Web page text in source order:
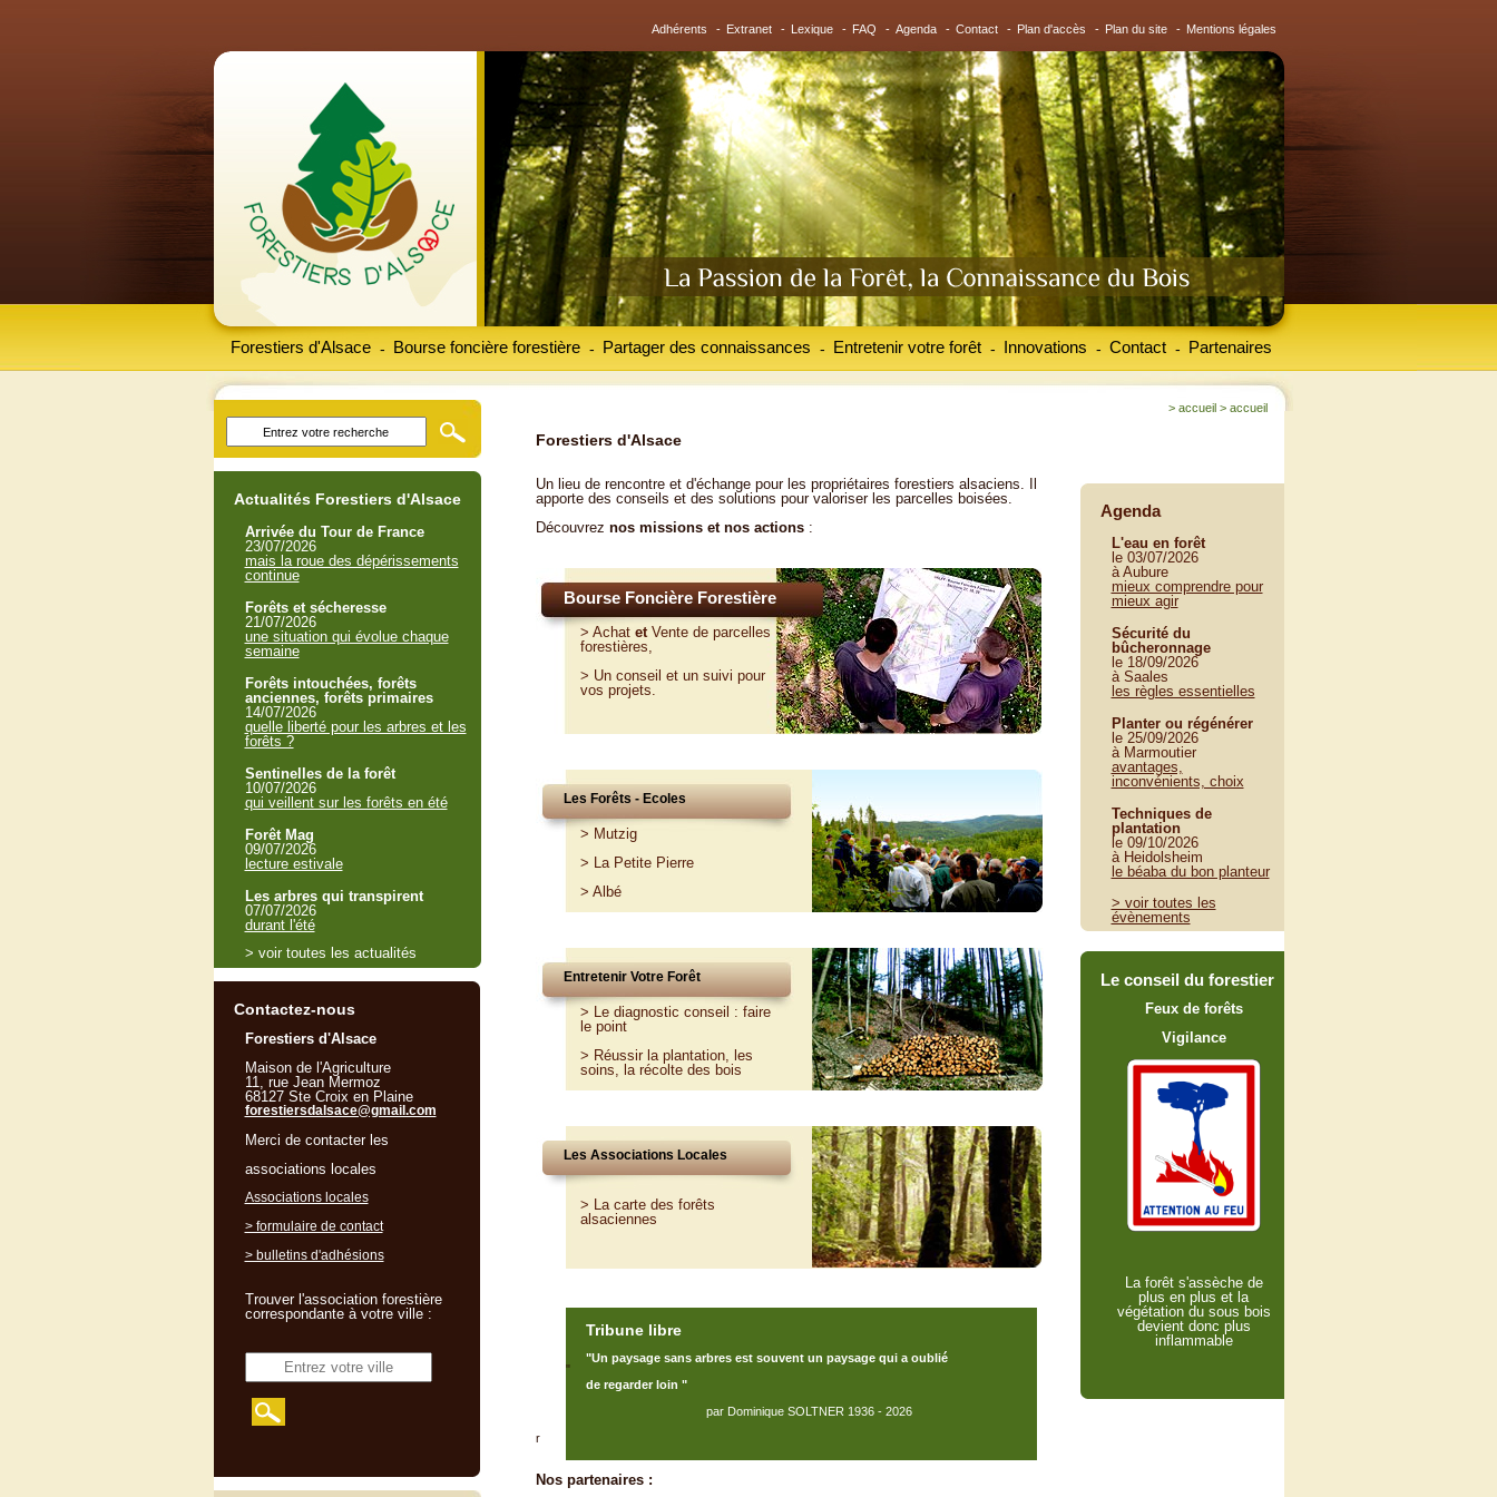
Adhérents - Extranet - Lexique - FAQ - Agenda - Contact - Plan d'accès - Plan du site - Mentions légales
Forestiers d'Alsace Bourse foncière forestière
- Partager des connaissances
- Entretenir votre forêt
- Innovations
- Contact
- Partenaires
-
Forestiers d'Alsace
Un lieu de rencontre et d'échange pour les propriétaires forestiers alsaciens. Il
apporte des conseils et des solutions pour valoriser les parcelles boisées.
Découvrez nos missions et nos actions:
Bourse Foncière Forestière
> Achatet Ventede parcelles
forestières,
> Un conseil et un suivi pour
vos projets.
Les Forêts - Ecoles
> Mutzig
> La Petite Pierre
> Albé
Entretenir Votre Forêt
> Le diagnostic conseil : faire
le point
> Réussir la plantation, les
soins, la récolte des bois
Les Associations Locales
> La carte des forêts
alsaciennes
"
Tribune libre
"Un paysage sans arbres est souvent un paysage qui a oublié
de regarder loin "
par Dominique SOLTNER 1936 - 2026
r
Nos partenaires :
Actualités Forestiers d'Alsace
Arrivée du Tour de France
23/07/2026
mais la roue des dépérissements
continue
Forêts et sécheresse
21/07/2026
une situation qui évolue chaque
semaine
Forêts intouchées, forêts
anciennes, forêts primaires
14/07/2026
quelle liberté pour les arbres et les
forêts ?
Sentinelles de la forêt
10/07/2026
qui veillent sur les forêts en été
Forêt Mag
09/07/2026
lecture estivale
Les arbres qui transpirent
07/07/2026
durant l'été
> voir toutes les actualités
Contactez-nous
Forestiers d'Alsace
Maison de l'Agriculture
11, rue Jean Mermoz
68127 Ste Croix en Plaine
forestiersdalsace@gmail.com
Merci de contacter les
associations locales
Associations locales
> formulaire de contact
> bulletins d'adhésions
Trouver l'association forestière
correspondante à votre ville :
> accueil > accueil
Agenda
L'eau en forêt
le 03/07/2026
à Aubure
mieux comprendre pour
mieux agir
Sécurité du
bûcheronnage
le 18/09/2026
à Saales
les règles essentielles
Planter ou régénérer
le 25/09/2026
à Marmoutier
avantages,
inconvénients, choix
Techniques de
plantation
le 09/10/2026
à Heidolsheim
le béaba du bon planteur
> voir toutes les
évènements
Le conseil du forestier
Feux de forêts
Vigilance
La forêt s'assèche de
plus en plus et la
végétation du sous bois
devient donc plus
inflammable